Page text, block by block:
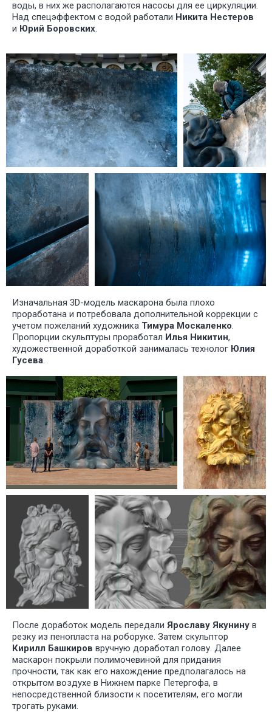
У НАС
ДЛЯ
И
воды, в них же располагаются насосы для ее циркуляции.
Над спецэффектом с водой работали Никита Нестеров
и Юрий Боровских.
Изначальная 3D-модель маскарона была плохо
проработана и потребовала дополнительной коррекции с
учетом пожеланий художника Тимура Москаленко.
Пропорции скульптуры проработал Илья Никитин,
художественной доработкой занималась технолог Юлия
Гусева.
После доработок модель передали Ярославу Якунину в
резку из пенопласта на роборуке. Затем скульптор
Кирилл Башкиров вручную доработал голову. Далее
маскарон покрыли полимочевиной для придания
прочности, так как его нахождение предполагалось на
открытом воздухе в Нижнем парке Петергофа, в
непосредственной близости к посетителям, его могли
трогать руками.